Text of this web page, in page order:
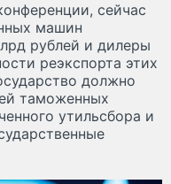
сейчас
машин
рублей и дилеры
реэкспорта этих
должно
таможенных
утильсбора и